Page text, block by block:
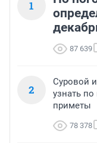
1
87 639
2
Суровой
узнать
приметы
78 378